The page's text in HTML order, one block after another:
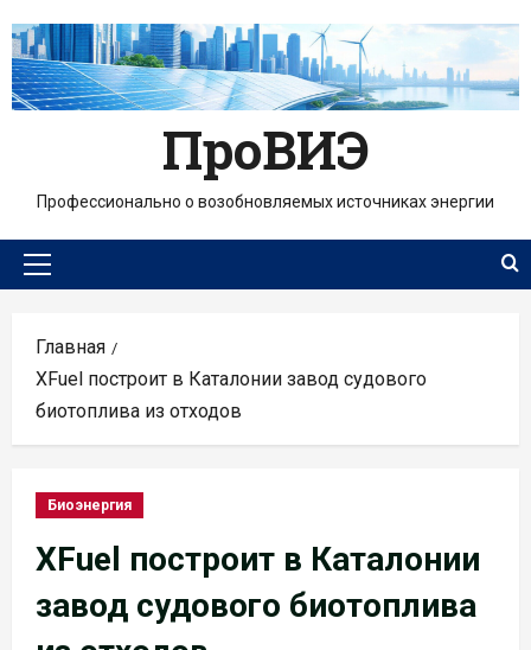
содержимому
ПроВИЭ
Профессионально о возобновляемых источниках энергии
Основное
Главная
XFuel построит в Каталонии завод судового
биотоплива из отходов
Биоэнергия
XFuel построит в Каталонии
завод судового биотоплива